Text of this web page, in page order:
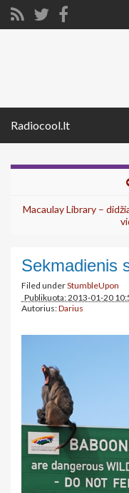
Radiocool.lt
Macaulay Library –
Sekmadienis
Filed underStumbleUpon
Publikuota: 2013-01-20
Autorius:Darius